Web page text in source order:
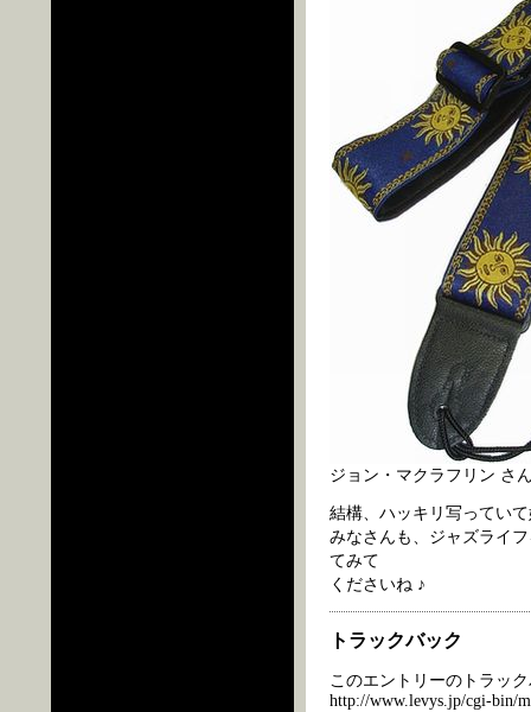
ジョン・マクラフリン さ
結構、ハッキリ写ってい
みなさんも、ジャズライ
てみて
くださいね ♪
トラックバック
このエントリーのトラッ
http://www.levys.jp/cgi-bin/